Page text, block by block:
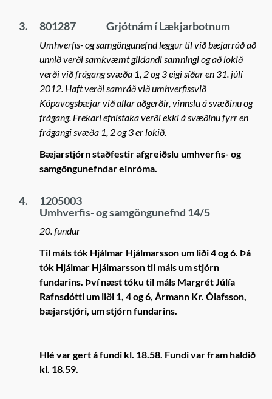
3. 801287 Grjótnám í Lækjarbotnum
Umhverfis- og samgöngunefnd leggur til við bæjarráð að
unnið verði samkvæmt gildandi samningi og að lokið
verði við frágang svæða 1, 2 og 3 eigi síðar en 31. júlí
2012. Haft verði samráð við umhverfissvið
Kópavogsbæjar við allar aðgerðir, vinnslu á svæðinu og
frágang. Frekari efnistaka verði ekki á svæðinu fyrr en
frágangi svæða 1, 2 og 3 er lokið.
Bæjarstjórn staðfestir afgreiðslu umhverfis- og
samgöngunefndar einróma.
4.
1205003
Umhverfis- og samgöngunefnd 14/5
20. fundur
Til máls tók Hjálmar Hjálmarsson um liði 4 og 6. Þá
tók Hjálmar Hjálmarsson til máls um stjórn
fundarins. Því næst tóku til máls Margrét Júlía
Rafnsdótti um liði 1, 4 og 6, Ármann Kr. Ólafsson,
bæjarstjóri, um stjórn fundarins.
Hlé var gert á fundi kl. 18.58. Fundi var fram haldið
kl. 18.59.